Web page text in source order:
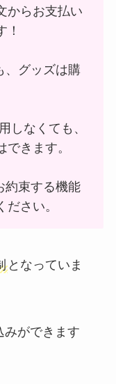
からお支払い
！
、グッズは購
なくても、
きます。
束する機能
さい。
となっていま
みができます